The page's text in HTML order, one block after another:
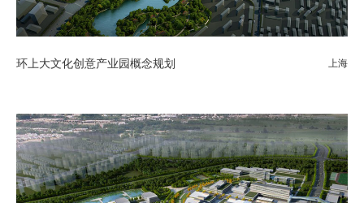
环上大文化创意产业园概念规划 上海